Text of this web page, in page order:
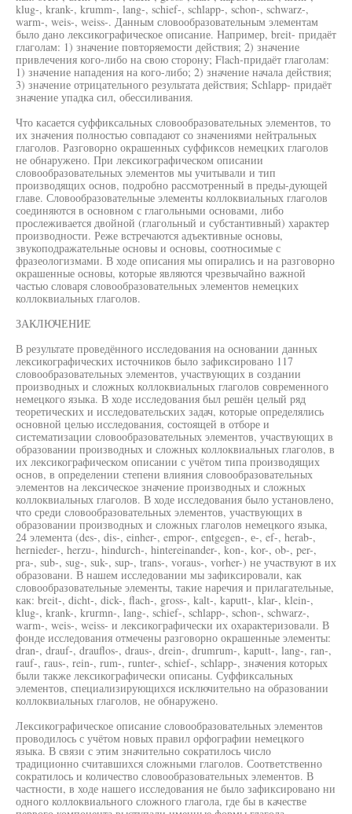
klug-, krank-, krumm-, lang-, schief-, schlapp-, schon-, schwarz-,
warm-, weis-, weiss-. Данным словообразовательным элементам
было дано лексикографическое описание. Например, breit- придаёт
глаголам: 1) значение повторяемости действия; 2) значение
привлечения кого-либо на свою сторону; Flach-придаёт глаголам:
1) значение нападения на кого-либо; 2) значение начала действия;
3) значение отрицательного результата действия; Schlapp- придаёт
значение упадка сил, обессиливания.
Что касается суффиксальных словообразовательных элементов, то
их значения полностью совпадают со значениями нейтральных
глаголов. Разговорно окрашенных суффиксов немецких глаголов
не обнаружено. При лексикографическом описании
словообразовательных элементов мы учитывали и тип
производящих основ, подробно рассмотренный в преды-дующей
главе. Словообразовательные элементы коллоквиальных глаголов
соединяются в основном с глагольными основами, либо
прослеживается двойной (глагольный и субстантивный) характер
производности. Реже встречаются адъективные основы,
звукоподражательные основы и основы, соотносимые с
фразеологизмами. В ходе описания мы опирались и на разговорно
окрашенные основы, которые являются чрезвычайно важной
частью словаря словообразовательных элементов немецких
коллоквиальных глаголов.
ЗАКЛЮЧЕНИЕ
В результате проведённого исследования на основании данных
лексикографических источников было зафиксировано 117
словообразовательных элементов, участвующих в создании
производных и сложных коллоквиальных глаголов современного
немецкого языка. В ходе исследования был решён целый ряд
теоретических и исследовательских задач, которые определялись
основной целью исследования, состоящей в отборе и
систематизации словообразовательных элементов, участвующих в
образовании производных и сложных коллоквиальных глаголов, в
их лексикографическом описании с учётом типа производящих
основ, в определении степени влияния словообразовательных
элементов на лексическое значение производных и сложных
коллоквиальных глаголов. В ходе исследования было установлено,
что среди словообразовательных элементов, участвующих в
образовании производных и сложных глаголов немецкого языка,
24 элемента (des-, dis-, einher-, empor-, entgegen-, е-, ef-, herab-,
hernieder-, herzu-, hindurch-, hintereinander-, kon-, kor-, ob-, per-,
pra-, sub-, sug-, suk-, sup-, trans-, voraus-, vorher-) не участвуют в их
образовани. В нашем исследовании мы зафиксировали, как
словообразовательные элементы, такие наречия и прилагательные,
как: breit-, dicht-, dick-, flach-, gross-, kalt-, kaputt-, klar-, klein-,
klug-, krank-, krurmn-, lang-, schief-, schlapp-, schon-, schwarz-,
warm-, weis-, weiss- и лексикографически их охарактеризовали. В
фонде исследования отмечены разговорно окрашенные элементы:
dran-, drauf-, drauflos-, draus-, drein-, drumrum-, kaputt-, lang-, ran-,
rauf-, raus-, rein-, rum-, runter-, schief-, schlapp-, значения которых
были также лексикографически описаны. Суффиксальных
элементов, специализирующихся исключительно на образовании
коллоквиальных глаголов, не обнаружено.
Лексикографическое описание словообразовательных элементов
проводилось с учётом новых правил орфографии немецкого
языка. В связи с этим значительно сократилось число
традиционно считавшихся сложными глаголов. Соответственно
сократилось и количество словообразовательных элементов. В
частности, в ходе нашего исследования не было зафиксировано ни
одного коллоквиального сложного глагола, где бы в качестве